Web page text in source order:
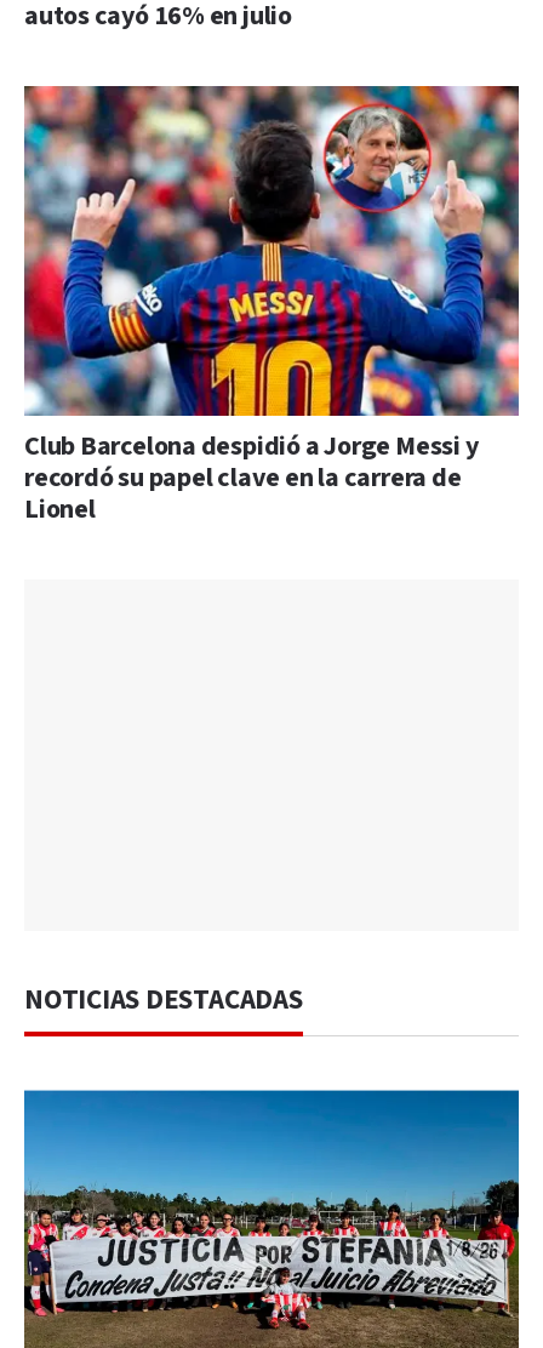
autos cayó 16% en julio
Club Barcelona despidió a Jorge Messi y
recordó su papel clave en la carrera de
Lionel
NOTICIAS DESTACADAS